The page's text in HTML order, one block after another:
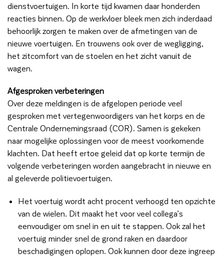
dienstvoertuigen. In korte tijd kwamen daar honderden
reacties binnen. Op de werkvloer bleek men zich inderdaad
behoorlijk zorgen te maken over de afmetingen van de
nieuwe voertuigen. En trouwens ook over de wegligging,
het zitcomfort van de stoelen en het zicht vanuit de
wagen.
Afgesproken verbeteringen
Over deze meldingen is de afgelopen periode veel
gesproken met vertegenwoordigers van het korps en de
Centrale Ondernemingsraad (COR). Samen is gekeken
naar mogelijke oplossingen voor de meest voorkomende
klachten. Dat heeft ertoe geleid dat op korte termijn de
volgende verbeteringen worden aangebracht in nieuwe en
al geleverde politievoertuigen.
Het voertuig wordt acht procent verhoogd ten opzichte
van de wielen. Dit maakt het voor veel collega’s
eenvoudiger om snel in en uit te stappen. Ook zal het
voertuig minder snel de grond raken en daardoor
beschadigingen oplopen. Ook kunnen door deze ingreep